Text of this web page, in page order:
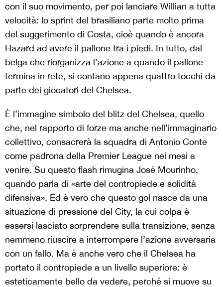
con il suo movimento, per poi lanciare Willian a tutta
velocità: lo sprint del brasiliano parte molto prima
del suggerimento di Costa, cioè quando è ancora
Hazard ad avere il pallone tra i piedi. In tutto, dal
belga che riorganizza l’azione a quando il pallone
termina in rete, si contano appena quattro tocchi da
parte dei giocatori del Chelsea.
È l’immagine simbolo del blitz del Chelsea, quello
che, nel rapporto di forze ma anche nell’immaginario
collettivo, consacrerà la squadra di Antonio Conte
come padrona della Premier League nei mesi a
venire. Su questo flash rimugina José Mourinho,
quando parla di «arte del contropiede e solidità
difensiva». Ed è vero che questo gol nasce da una
situazione di pressione del City, la cui colpa è
essersi lasciato sorprendere sulla transizione, senza
nemmeno riuscire a interrompere l’azione avversaria
con un fallo. Ma è anche vero che il Chelsea ha
portato il contropiede a un livello superiore: è
esteticamente bello da vedere, perché si muove su